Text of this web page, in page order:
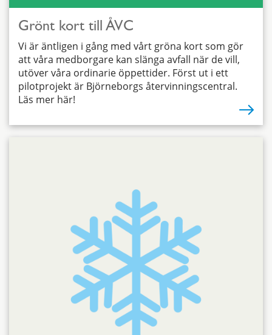
Grönt kort till ÅVC
Vi är äntligen i gång med vårt gröna kort som gör
att våra medborgare kan slänga avfall när de vill,
utöver våra ordinarie öppettider. Först ut i ett
pilotprojekt är Björneborgs återvinningscentral.
Läs mer här!